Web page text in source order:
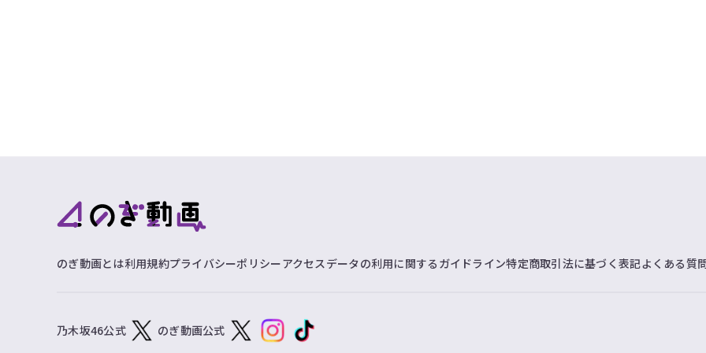
のぎ動画とは利用規約プライバシーポリシーアクセスデータの利用に関するガイドライン特定商取引法に基づく表記よくある質
乃木坂46公式 のぎ動画公式